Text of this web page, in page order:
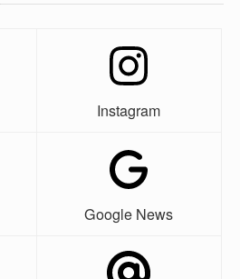
Instagram
Google News